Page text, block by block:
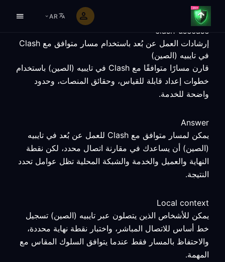
AR
clash-usecase
إرشادات العمل عن بُعد باستخدام مسار متوافق مع Clash
في تايبيه (الصين)
قارن مسارًا متوافقًا مع Clash في تايبيه (الصين) باستخدام
خطوات إعداد قابلة للقياس، وحقائق المنصات، وحدود
واضحة للخدمة.
Answer
يمكن لمسار متوافق مع Clash للعمل عن بُعد في تايبيه
(الصين) أن يساعدك في مقارنة اتصال محدد، لكن نقطة
النهاية والعميل والخدمة والشبكة المحلية تظل عوامل تحدد
النتيجة.
Local context
يمكن للأشخاص الذين يتصلون عبر تايبيه (الصين) تسجيل
خط أساس للاتصال المباشر، واختبار نقطة نهاية محددة،
والاحتفاظ بالمسار فقط عندما يتوافق السلوك المقاس مع
المهمة.